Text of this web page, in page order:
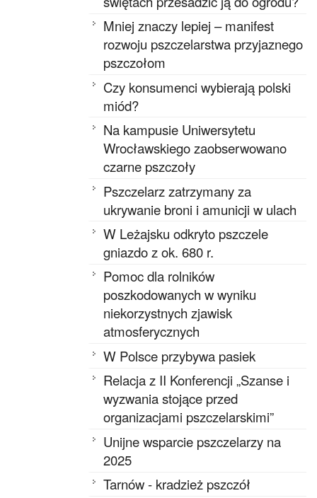
Mniej znaczy lepiej – manifest
rozwoju pszczelarstwa przyjaznego
pszczołom
Czy konsumenci wybierają polski
miód?
Na kampusie Uniwersytetu
Wrocławskiego zaobserwowano
czarne pszczoły
Pszczelarz zatrzymany za
ukrywanie broni i amunicji w ulach
W Leżajsku odkryto pszczele
gniazdo z ok. 680 r.
Pomoc dla rolników
poszkodowanych w wyniku
niekorzystnych zjawisk
atmosferycznych
W Polsce przybywa pasiek
Relacja z II Konferencji „Szanse i
wyzwania stojące przed
organizacjami pszczelarskimi”
Unijne wsparcie pszczelarzy na
2025
Tarnów - kradzież pszczół